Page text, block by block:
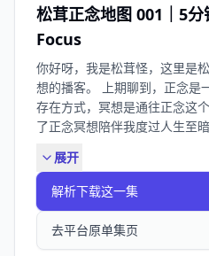
般的珍稀花果，尾调则是悠长
如果你感兴趣，回头可以在小
russential」进一步了解及购买
光关闭或调暗，舒适地躺进被
入疗愈森林。晚安。 时间轴：
播：松茸怪 制作人：臀总
#57.mp3” by ZHRØ 已按
期待看到你的反馈呀！假如「
欢迎在微信或小红书等平台推
松茸正念地图 001｜5
Focus
你好呀，我是松茸怪，这里是
想的播客。 上期聊到，正念是
存在方式，冥想是通往正念这
了正念冥想陪伴我度过人生至
正是我想做这档播客的背景。
这些收获分享出来，我特地把
过的正念冥想方法系统梳理了
想技能作为入门框架，组成了
这张地图记在心里，每天都抽
展开
解析下载这一集
去平台原单集页